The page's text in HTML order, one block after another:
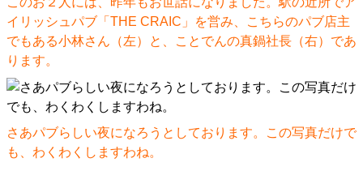
イリッシュパブ「THE CRAIC」を営み、こちらのパブ店主
でもある小林さん（左）と、ことでんの真鍋社長（右）であ
ります。
さあパブらしい夜になろうとしております。この写真だけで
も、わくわくしますわね。